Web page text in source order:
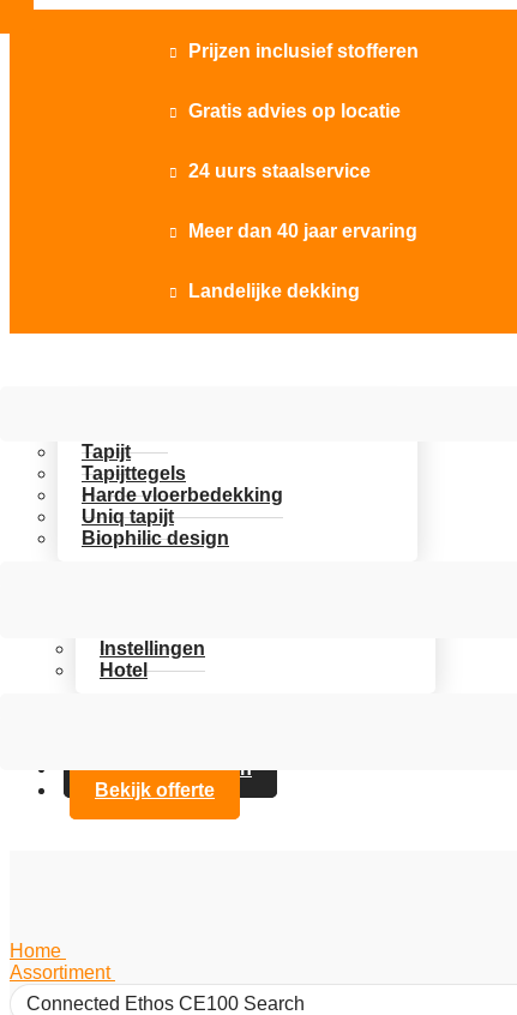
 Prijzen inclusief stofferen
 Gratis advies op locatie
 24 uurs staalservice
 Meer dan 40 jaar ervaring
 Landelijke dekking
Tapijt
Tapijttegels
Harde vloerbedekking
Uniq tapijt
Biophilic design
Instellingen
Hotel
Contact opnemen
Bekijk offerte
Home
Assortiment
Connected Ethos CE100 Search